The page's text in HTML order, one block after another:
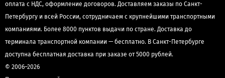
оплата с НДС, оформление договоров. Доставляем заказы по Санкт-
Петербургу и всей России, сотрудничаем с крупнейшими транспортными
компаниями. Более 8000 пунктов выдачи по стране. Доставка до
терминала транспортной компании — бесплатно. В Санкт-Петербурге
доступна бесплатная доставка при заказе от 5000 рублей.
© 2006–2026